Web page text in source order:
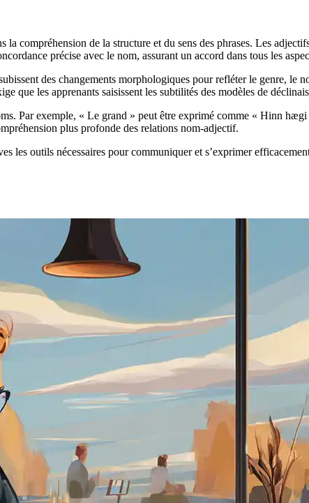
compréhension de la structure et du sens des phrases. Les
précise avec le nom, assurant un accord dans tous les
des changements morphologiques pour refléter le genre, le
que les apprenants saisissent les subtilités des modèles de
Par exemple, « Le grand » peut être exprimé comme « Hinn
plus profonde des relations nom-adjectif.
les outils nécessaires pour communiquer et s’exprimer